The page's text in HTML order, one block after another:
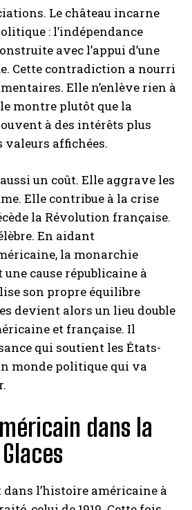
Le château incarne
: l’indépendance
avec l’appui d’une
Cette contradiction a nourri
Elle n’enlève rien à
montre plutôt que la
à des intérêts plus
valeurs affichées.
un coût. Elle aggrave les
Elle contribue à la crise
la Révolution française.
En aidant
la monarchie
cause républicaine à
son propre équilibre
devient alors un lieu double
et française. Il
qui soutient les États-
monde politique qui va
dans la
l’histoire américaine à